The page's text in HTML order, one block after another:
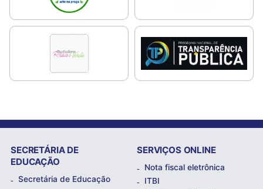
SECRETÁRIA DE
EDUCAÇÃO
Secretária de Educação
SERVIÇOS ONLINE
Nota fiscal eletrônica
ITBI